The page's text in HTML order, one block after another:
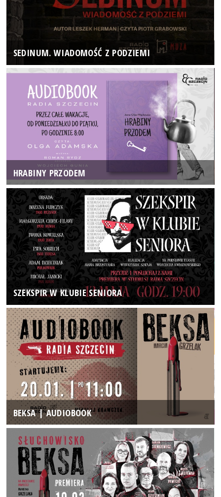
SEDINUM. WIADOMOŚĆ Z PODZIEMI
HRABINY PRZODEM
SZEKSPIR W KLUBIE SENIORA
BEKSA | AUDIOBOOK